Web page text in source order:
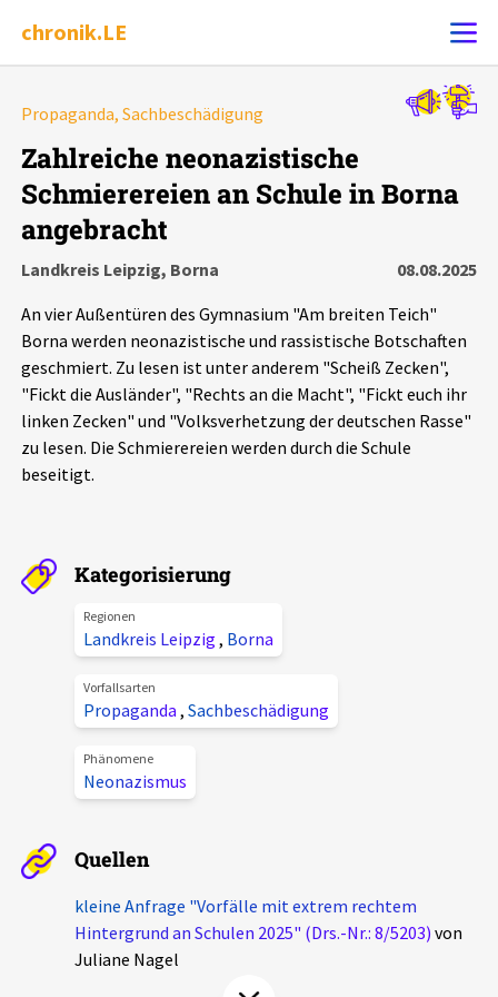
chronik.LE
Ereignis melden
Chronik
Dossiers
Schlaglichter
Phänomene
Alle Beiträge
Veranstaltungen
Podcasts
Über uns
Projektbeschreibung
Kontakt
Spenden
Propaganda, Sachbeschädigung
Zahlreiche neonazistische
Schmierereien an Schule in Borna
angebracht
Landkreis Leipzig, Borna
08.08.2025
An vier Außentüren des Gymnasium "Am breiten Teich"
Borna werden neonazistische und rassistische Botschaften
geschmiert. Zu lesen ist unter anderem "Scheiß Zecken",
"Fickt die Ausländer", "Rechts an die Macht", "Fickt euch ihr
linken Zecken" und "Volksverhetzung der deutschen Rasse"
zu lesen. Die Schmierereien werden durch die Schule
beseitigt.
Kategorisierung
Regionen
Landkreis Leipzig , Borna
Vorfallsarten
Propaganda , Sachbeschädigung
Phänomene
Neonazismus
Quellen
kleine Anfrage "Vorfälle mit extrem rechtem
Hintergrund an Schulen 2025" (Drs.-Nr.: 8/5203) von
Juliane Nagel
Alle Ereignisse
7502Ereignisse
Ereignisse Statistik
Filter Erklärungen